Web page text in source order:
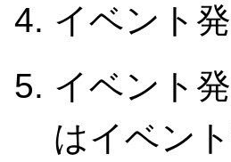
イベント
イベント
はイベン